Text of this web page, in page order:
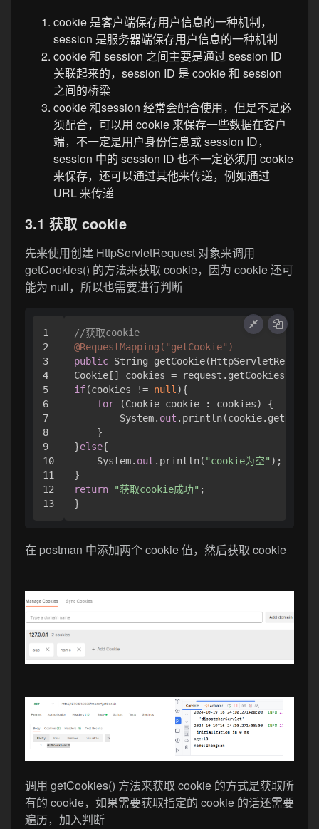
cookie 是客户端保存用户信息的一种机制，
session 是服务器端保存用户信息的一种机制
cookie 和 session 之间主要是通过 session ID
关联起来的，session ID 是 cookie 和 session
之间的桥梁
cookie 和session 经常会配合使用，但是不是必
须配合，可以用 cookie 来保存一些数据在客户
端，不一定是用户身份信息或 session ID，
session 中的 session ID 也不一定必须用 cookie
来保存，还可以通过其他来传递，例如通过
URL 来传递
3.1 获取 cookie
先来使用创建 HttpServletRequest 对象来调用
getCookies() 的方法来获取 cookie，因为 cookie 还可
能为 null，所以也需要进行判断
1
2
3
4
5
6
7
8
9
10
11
12
//获取cookie
@RequestMapping( "getCookie" )
public String
if(cookies != null){
for (Cookie cookie : cookies) {
        System.
out
    }
}else{
    System.
out .println( "cookie为空" );
return
"获取cookie成功" ;
}
在 postman 中添加两个 cookie 值，然后获取 cookie
调用 getCookies() 方法来获取 cookie 的方式是获取所
有的 cookie，如果需要获取指定的 cookie 的话还需要
遍历，加入判断